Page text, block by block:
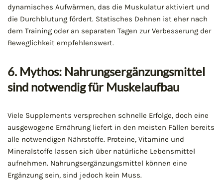
dynamisches Aufwärmen, das die Muskulatur aktiviert und
die Durchblutung fördert. Statisches Dehnen ist eher nach
dem Training oder an separaten Tagen zur Verbesserung der
Beweglichkeit empfehlenswert.
6. Mythos: Nahrungsergänzungsmittel
sind notwendig für Muskelaufbau
Viele Supplements versprechen schnelle Erfolge, doch eine
ausgewogene Ernährung liefert in den meisten Fällen bereits
alle notwendigen Nährstoffe. Proteine, Vitamine und
Mineralstoffe lassen sich über natürliche Lebensmittel
aufnehmen. Nahrungsergänzungsmittel können eine
Ergänzung sein, sind jedoch kein Muss.